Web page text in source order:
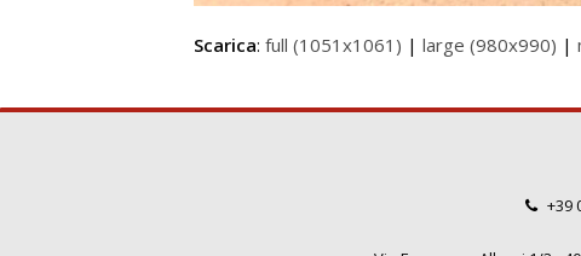
Scarica: full (1051x1061) | large (980x990) |
+39